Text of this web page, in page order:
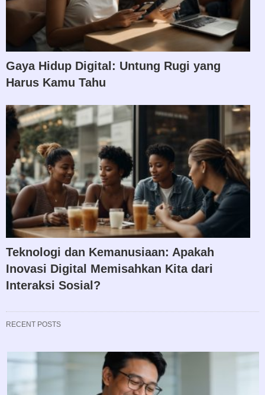
Gaya Hidup Digital: Untung Rugi yang
Harus Kamu Tahu
Teknologi dan Kemanusiaan: Apakah
Inovasi Digital Memisahkan Kita dari
Interaksi Sosial?
RECENT POSTS